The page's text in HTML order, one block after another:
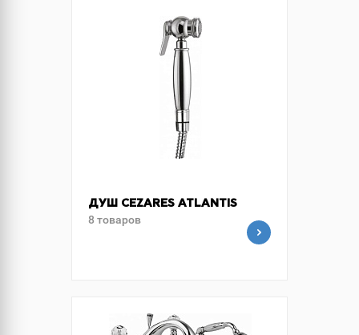
ДУШ CEZARES ATLANTIS
8 товаров